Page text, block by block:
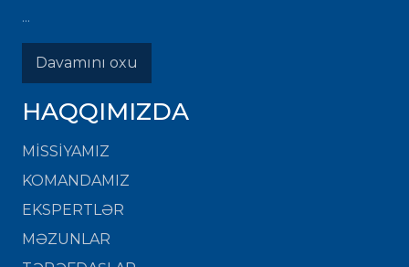
...
Davamını oxu
HAQQIMIZDA
MISSIYAMIZ
KOMANDAMIZ
EKSPERTLƏR
MƏZUNLAR